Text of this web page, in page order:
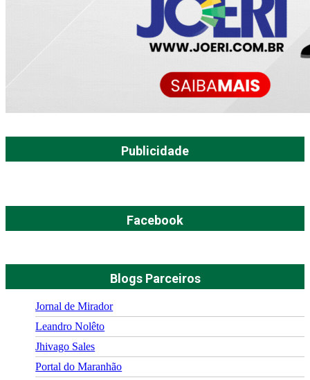
Publicidade
Facebook
Blogs Parceiros
Jornal de Mirador
Leandro Nolêto
Jhivago Sales
Portal do Maranhão